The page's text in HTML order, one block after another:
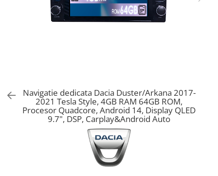
Navigatie dedicata Dacia Duster/Arkana 2017-
2021 Tesla Style, 4GB RAM 64GB ROM,
Procesor Quadcore, Android 14, Display QLED
9.7", DSP, Carplay&Android Auto